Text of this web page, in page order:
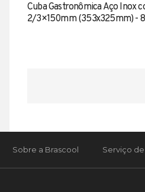
Cuba Gastronômica Aço Inox
2/3×150mm (353x325mm) -
Sobre a Brascool Serviço